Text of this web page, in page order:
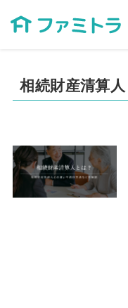
相続財産清算人